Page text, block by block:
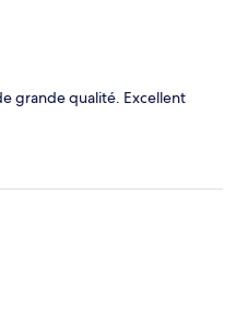
grande qualité. Excellent